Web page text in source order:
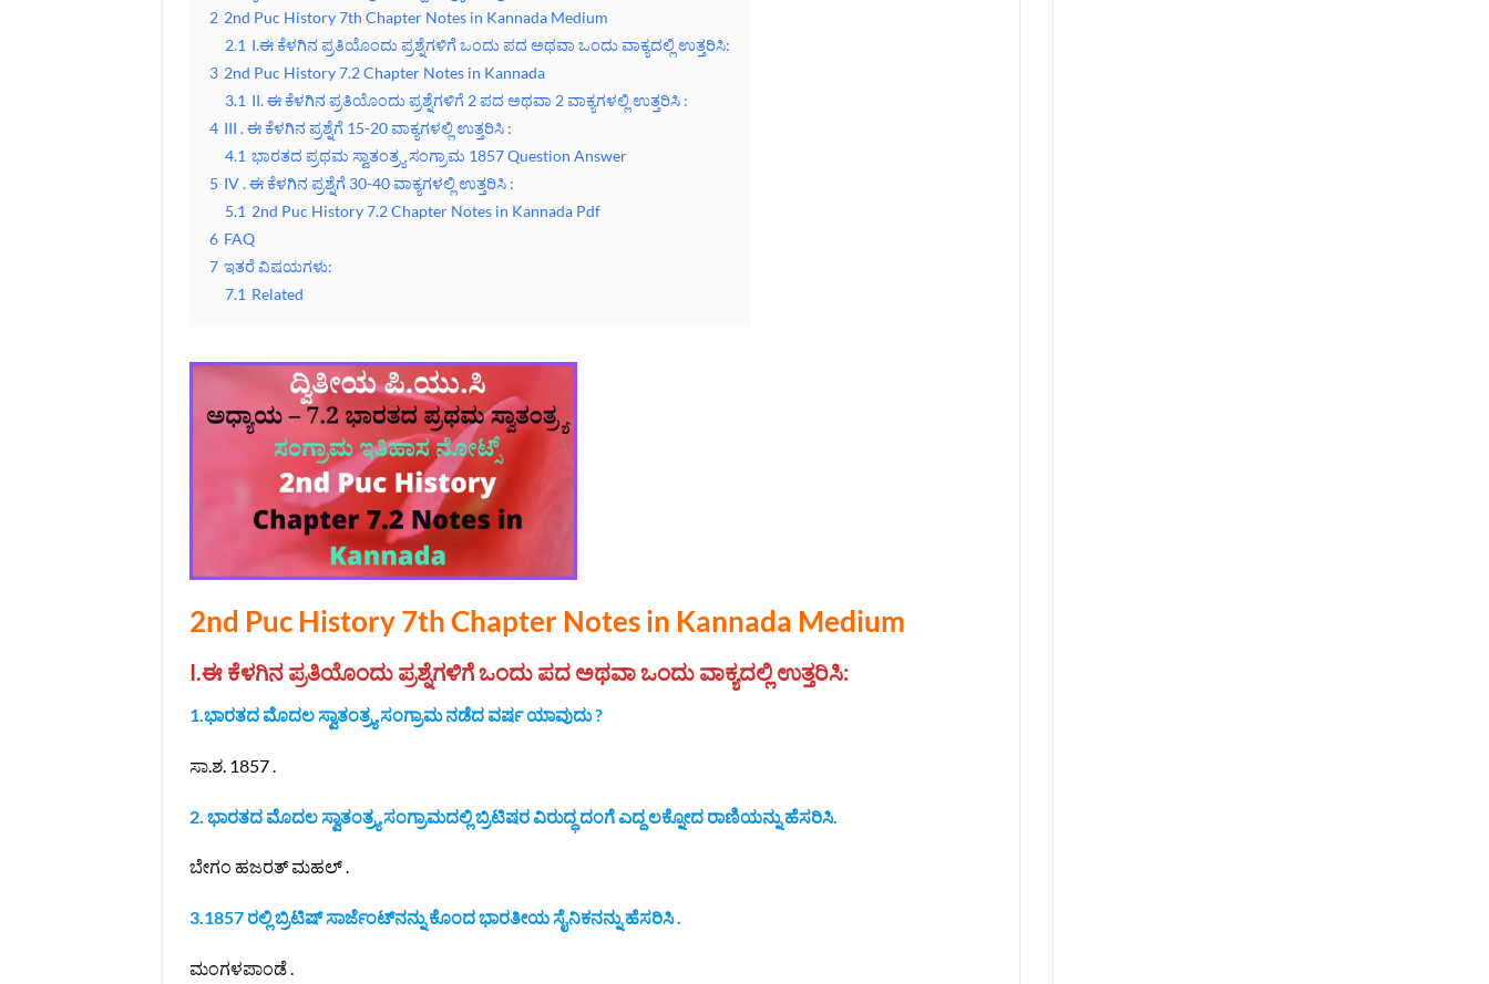
2 2nd Puc History 7th Chapter Notes in Kannada Medium
2.1 I.ಈ ಕೆಳಗಿನ ಪ್ರತಿಯೊಂದು ಪ್ರಶ್ನೆಗಳಿಗೆ ಒಂದು ಪದ ಅಥವಾ ಒಂದು ವಾಕ್ಯದಲ್ಲಿ ಉತ್ತರಿಸಿ:
3 2nd Puc History 7.2 Chapter Notes in Kannada
3.1 II. ಈ ಕೆಳಗಿನ ಪ್ರತಿಯೊಂದು ಪ್ರಶ್ನೆಗಳಿಗೆ 2 ಪದ ಅಥವಾ 2 ವಾಕ್ಯಗಳಲ್ಲಿ ಉತ್ತರಿಸಿ :
4 III . ಈ ಕೆಳಗಿನ ಪ್ರಶ್ನೆಗೆ 15-20 ವಾಕ್ಯಗಳಲ್ಲಿ ಉತ್ತರಿಸಿ :
4.1 ಭಾರತದ ಪ್ರಥಮ ಸ್ವಾತಂತ್ರ್ಯ ಸಂಗ್ರಾಮ 1857 Question Answer
5 IV . ಈ ಕೆಳಗಿನ ಪ್ರಶ್ನೆಗೆ 30-40 ವಾಕ್ಯಗಳಲ್ಲಿ ಉತ್ತರಿಸಿ :
5.1 2nd Puc History 7.2 Chapter Notes in Kannada Pdf
6 FAQ
7 ಇತರೆ ವಿಷಯಗಳು:
7.1 Related
2nd Puc History 7th Chapter Notes in Kannada Medium
I.ಈ ಕೆಳಗಿನ ಪ್ರತಿಯೊಂದು ಪ್ರಶ್ನೆಗಳಿಗೆ ಒಂದು ಪದ ಅಥವಾ ಒಂದು ವಾಕ್ಯದಲ್ಲಿ ಉತ್ತರಿಸಿ:
1.ಭಾರತದ ಮೊದಲ ಸ್ವಾತಂತ್ರ್ಯ ಸಂಗ್ರಾಮ ನಡೆದ ವರ್ಷ ಯಾವುದು ?
ಸಾ.ಶ. 1857 .
2. ಭಾರತದ ಮೊದಲ ಸ್ವಾತಂತ್ರ್ಯ ಸಂಗ್ರಾಮದಲ್ಲಿ ಬ್ರಿಟಿಷರ ವಿರುದ್ಧ ದಂಗೆ ಎದ್ದ ಲಕ್ನೋದ ರಾಣಿಯನ್ನು ಹೆಸರಿಸಿ.
ಬೇಗಂ ಹಜರತ್ ಮಹಲ್ .
3.1857 ರಲ್ಲಿ ಬ್ರಿಟಿಷ್ ಸಾರ್ಜೆಂಟ್‌ನನ್ನು ಕೊಂದ ಭಾರತೀಯ ಸೈನಿಕನನ್ನು ಹೆಸರಿಸಿ .
ಮಂಗಳಪಾಂಡೆ .